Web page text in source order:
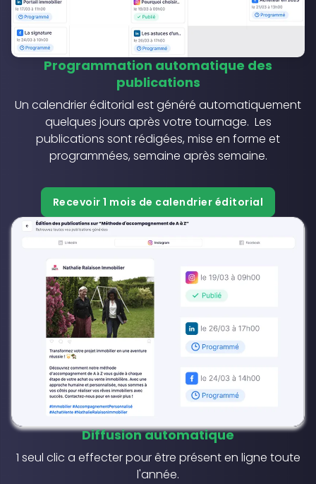
Programmation automatique des
publications
Un calendrier éditorial est généré automatiquement
quelques jours après votre tournage. Les
publications sont rédigées, mise en forme et
programmées, semaine après semaine.
‍Recevoir 1 mois de calendrier éditorial
Diffusion automatique
1 seul clic a effecter pour être présent en ligne toute
l'année.